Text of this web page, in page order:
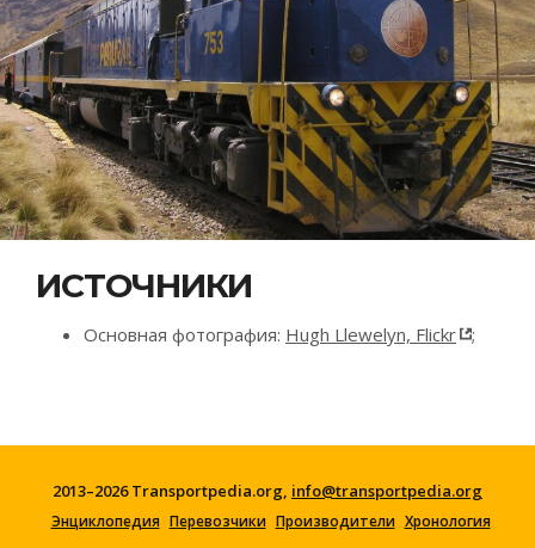
ИСТОЧНИКИ
Основная фотография: Hugh Llewelyn, Flickr ;
2013–2026 Transportpedia.org, info@transportpedia.org
Энциклопедия Перевозчики Производители Хронология